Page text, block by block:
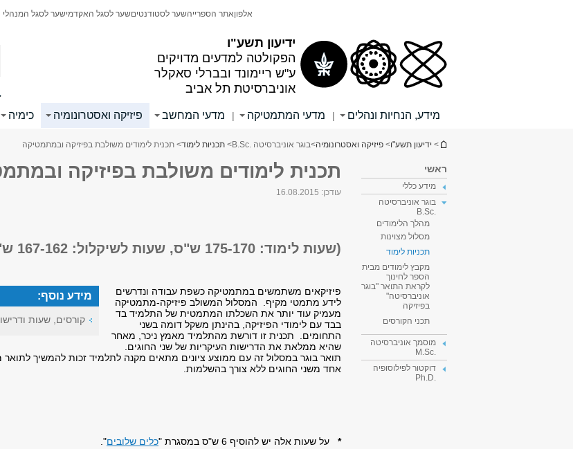
ידיעון תשע"ו
הפקולטה למדעים מדויקים
ע"ש ריימונד ובברלי סאקלר
אוניברסיטת תל אביב
אלפוןאתר הספרייהשער לסטודנטיםשער לסגל האקדמישער לסגל המנהלי
מידע, הנחיות ונהלים | מדעי המתמטיקה | מדעי המחשב פיזיקה ואסטרונומיה כימיה
הינך נמצא כאן
> ידיעון תשע"ו> פיזיקה ואסטרונומיה>בוגר אוניברסיטה .B.Sc > תכניות לימוד> תכנית לימודים משולבת בפיזיקה ובמתמטיקה
ראשי
מידע כללי
בוגר אוניברסיטה
.B.Sc
מהלך הלימודים
מסלול מצוינות
תכניות לימוד
מקבץ לימודים מבית
הספר לחינוך
לקראת התואר "בוגר
אוניברסיטה"
בפיזיקה
תכני הקורסים
מוסמך אוניברסיטה
.M.Sc
דוקטור לפילוסופיה
.Ph.D
תכנית לימודים משולבת בפיזיקה
עודכן: 16.08.2015
(שעות לימוד: 175-170 ש"ס, שעות לשיקלול: 167-162 ש"ס) *
מידע נוסף:
קורסים, שעות
פיזיקאים משתמשים במתמטיקה כשפת עבודה ונדרשים
לידע מתמטי מקיף. המסלול המשולב פיזיקה-מתמטיקה
מעמיק עוד יותר את השכלתו המתמטית של התלמיד בד
בבד עם לימודי הפיזיקה, בהינתן משקל דומה בשני
התחומים. תכנית זו דורשת מהתלמיד מאמץ ניכר, מאחר
שהיא ממלאת את הדרישות העיקריות של שני החוגים.
תואר בוגר במסלול זה עם ממוצע ציונים מתאים מקנה לתלמיד זכות להמשיך לתואר
אחד משני החוגים ללא צורך בהשלמות.
* על שעות אלה יש להוסיף 6 ש"ס במסגרת " כלים שלובים".